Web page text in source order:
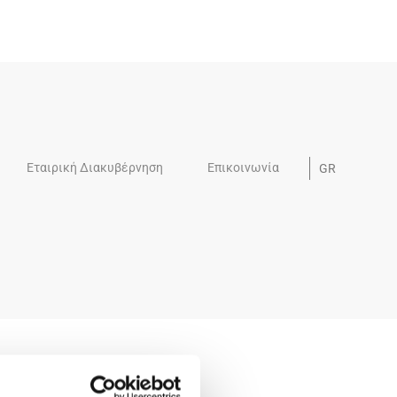
Εταιρική Διακυβέρνηση Επικοινωνία GR